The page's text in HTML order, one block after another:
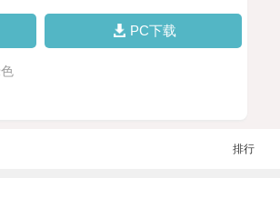
PC下载
排行